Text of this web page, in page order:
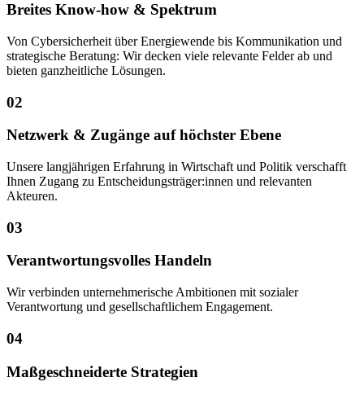
Breites Know-how & Spektrum
Von Cybersicherheit über Energie­wende bis Kommunikation und
strategische Beratung: Wir decken viele relevante Felder ab und
bieten ganzheitliche Lösungen.
02
Netzwerk & Zugänge auf höchster Ebene
Unsere langjährigen Erfahrung in Wirtschaft und Politik verschafft
Ihnen Zugang zu Entscheidungsträger:innen und relevanten
Akteuren.
03
Verantwortungsvolles Handeln
Wir verbinden unternehmerische Ambitionen mit sozialer
Verantwortung und gesellschaftlichem Engagement.
04
Maßgeschneiderte Strategien